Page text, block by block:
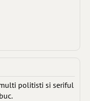
politisti si seriful